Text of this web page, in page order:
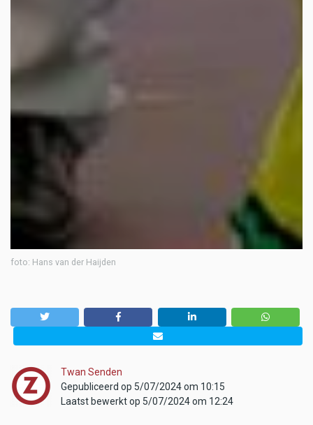
foto: Hans van der Haijden
Twan Senden
Gepubliceerd op 5/07/2024 om 10:15
Laatst bewerkt op 5/07/2024 om 12:24